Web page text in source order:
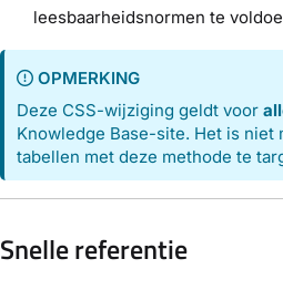
leesbaarheidsnormen te
OPMERKING
Deze CSS-wijziging geldt voor
Knowledge Base-site. Het is niet
tabellen met deze methode te
Snelle referentie